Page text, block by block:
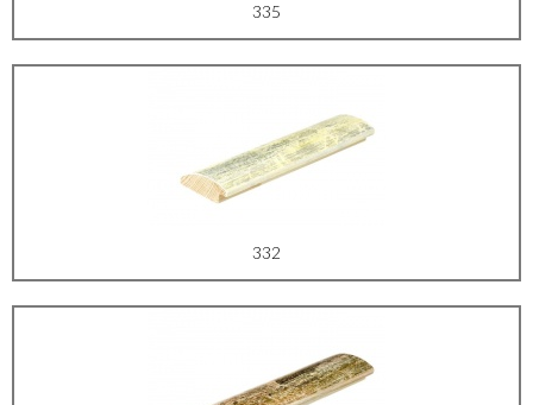
335
332